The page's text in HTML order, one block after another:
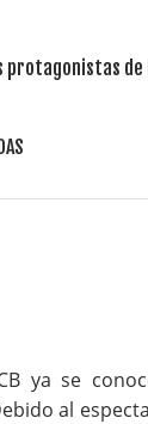
protagonistas
ya se
al